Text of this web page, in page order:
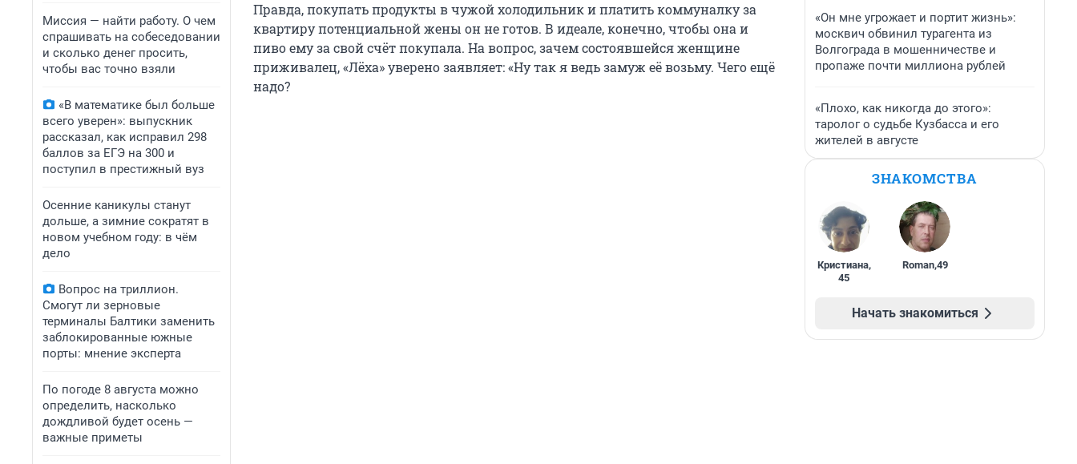
Миссия — найти работу. О чем
спрашивать на собеседовании
и сколько денег просить,
чтобы вас точно взяли
«В математике был больше
всего уверен»: выпускник
рассказал, как исправил 298
баллов за ЕГЭ на 300 и
поступил в престижный вуз
Осенние каникулы станут
дольше, а зимние сократят в
новом учебном году: в чём
дело
Вопрос на триллион.
Смогут ли зерновые
терминалы Балтики заменить
заблокированные южные
порты: мнение эксперта
По погоде 8 августа можно
определить, насколько
дождливой будет осень —
важные приметы
Правда, покупать продукты в чужой холодильник и платить коммуналку за
квартиру потенциальной жены он не готов. В идеале, конечно, чтобы она и
пиво ему за свой счёт покупала. На вопрос, зачем состоявшейся женщине
приживалец, «Лёха» уверено заявляет: «Ну так я ведь замуж её возьму. Чего ещё
надо?
«Он мне угрожает и портит жизнь»:
москвич обвинил турагента из
Волгограда в мошенничестве и
пропаже почти миллиона рублей
«Плохо, как никогда до этого»:
таролог о судьбе Кузбасса и его
жителей в августе
ЗНАКОМСТВА
Кристиана,
45
Roman,49
Начать знакомиться